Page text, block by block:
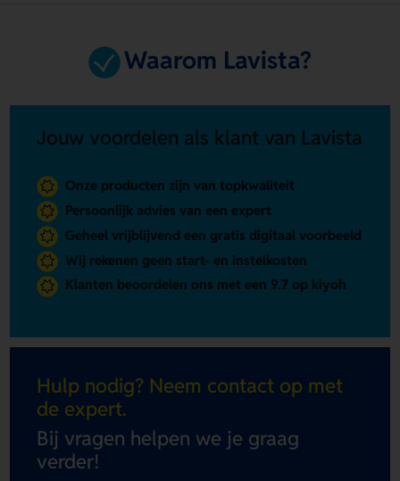
Waarom Lavista?
Jouw voordelen als klant van Lavista
Onze producten zijn van topkwaliteit
Persoonlijk advies van een expert
Geheel vrijblijvend een gratis digitaal voorbeeld
Wij rekenen geen start- en instelkosten
Klanten beoordelen ons met een 9.7 op kiyoh
Hulp nodig? Neem contact op met
de expert.
Bij vragen helpen we je graag
verder!